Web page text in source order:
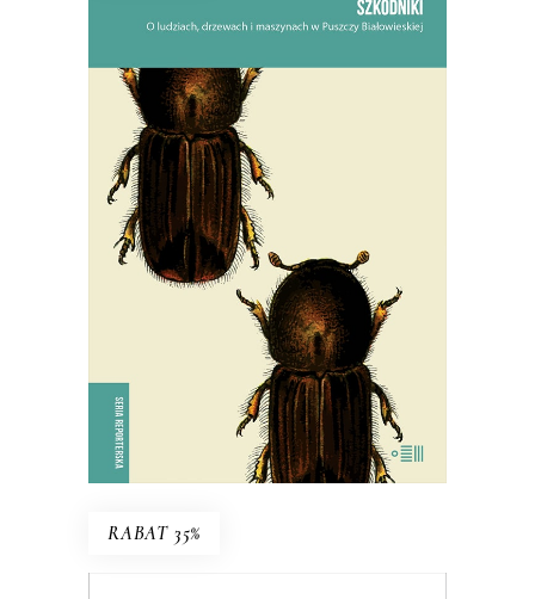
E-BOOK DO KOSZYKA
SZKODNIKI
Walka toczyła się nie tylko w lesie,
ale i w głowach ludzi.
59.90zł 38.94
KSIĄŻKA DO KOSZYKA
RABAT 35%